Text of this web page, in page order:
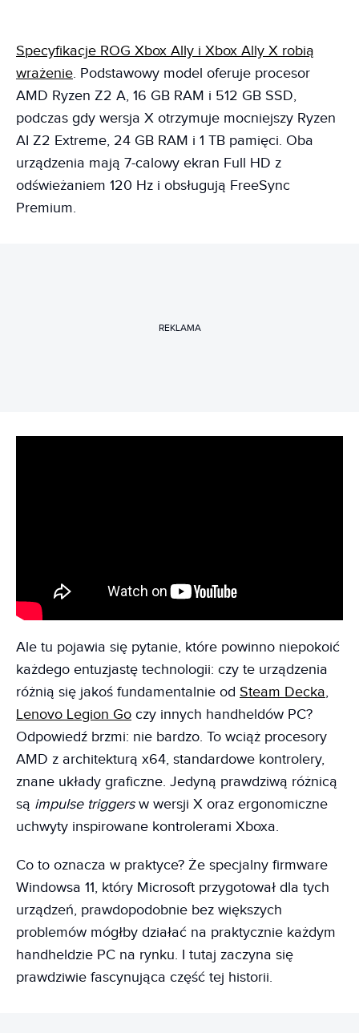
Specyfikacje ROG Xbox Ally i Xbox Ally X robią
wrażenie. Podstawowy model oferuje procesor
AMD Ryzen Z2 A, 16 GB RAM i 512 GB SSD,
podczas gdy wersja X otrzymuje mocniejszy Ryzen
AI Z2 Extreme, 24 GB RAM i 1 TB pamięci. Oba
urządzenia mają 7-calowy ekran Full HD z
odświeżaniem 120 Hz i obsługują FreeSync
Premium.
REKLAMA
Ale tu pojawia się pytanie, które powinno niepokoić
każdego entuzjastę technologii: czy te urządzenia
różnią się jakoś fundamentalnie od Steam Decka,
Lenovo Legion Go czy innych handheldów PC?
Odpowiedź brzmi: nie bardzo. To wciąż procesory
AMD z architekturą x64, standardowe kontrolery,
znane układy graficzne. Jedyną prawdziwą różnicą
są impulse triggersw wersji X oraz ergonomiczne
uchwyty inspirowane kontrolerami Xboxa.
Co to oznacza w praktyce? Że specjalny firmware
Windowsa 11, który Microsoft przygotował dla tych
urządzeń, prawdopodobnie bez większych
problemów mógłby działać na praktycznie każdym
handheldzie PC na rynku. I tutaj zaczyna się
prawdziwie fascynująca część tej historii.